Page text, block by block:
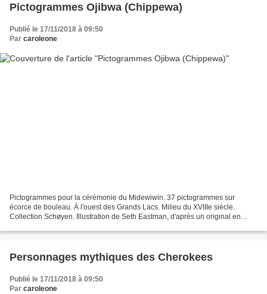
Pictogrammes Ojibwa (Chippewa)
Publié le 17/11/2018 à 09:50
Par caroleone
Pictogrammes pour la cérémonie du Midewiwin. 37 pictogrammes sur
écorce de bouleau. À l'ouest des Grands Lacs. Milieu du XVIIIe siècle.
Collection Schøyen. Illustration de Seth Eastman, d'après un original en
Personnages mythiques des Cherokees
Publié le 17/11/2018 à 09:50
Par caroleone